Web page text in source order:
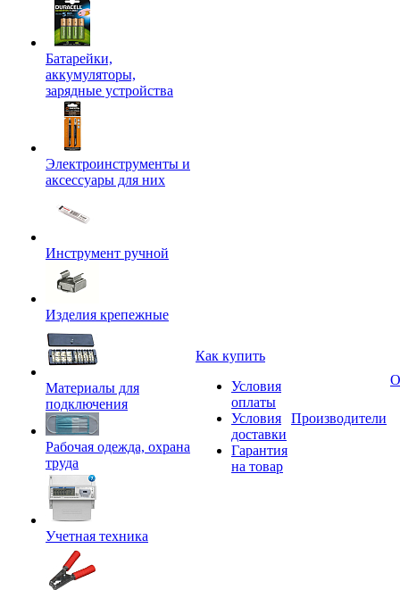
Батарейки,
аккумуляторы,
зарядные устройства
Электроинструменты и
аксессуары для них
Инструмент ручной
Изделия крепежные
Материалы для
подключения
Рабочая одежда, охрана
труда
Учетная техника
Как купить
Условия
оплаты
Условия
доставки
Гарантия
на товар
Производители